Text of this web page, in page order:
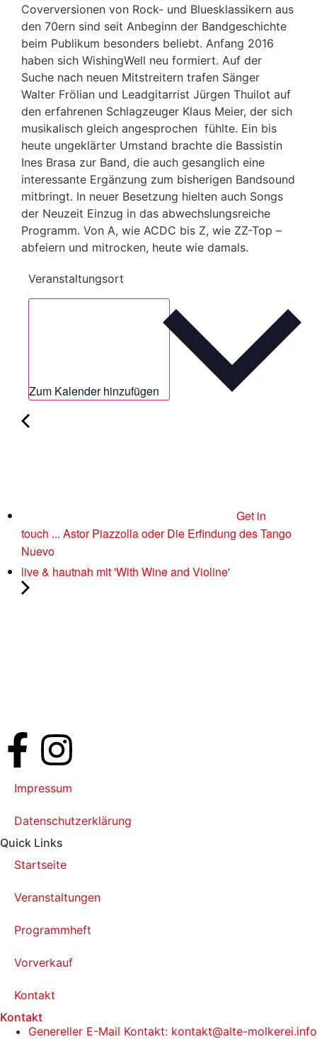
Coverversionen von Rock- und Bluesklassikern aus
den 70ern sind seit Anbeginn der Bandgeschichte
beim Publikum besonders beliebt. Anfang 2016
haben sich WishingWell neu formiert. Auf der
Suche nach neuen Mitstreitern trafen Sänger
Walter Frölian und Leadgitarrist Jürgen Thuilot auf
den erfahrenen Schlagzeuger Klaus Meier, der sich
musikalisch gleich angesprochen fühlte. Ein bis
heute ungeklärter Umstand brachte die Bassistin
Ines Brasa zur Band, die auch gesanglich eine
interessante Ergänzung zum bisherigen Bandsound
mitbringt. In neuer Besetzung hielten auch Songs
der Neuzeit Einzug in das abwechslungsreiche
Programm. Von A, wie ACDC bis Z, wie ZZ-Top –
abfeiern und mitrocken, heute wie damals.
Veranstaltungsort
Zum Kalender hinzufügen
Get in
touch ... Astor Piazzolla oder Die Erfindung des Tango
Nuevo
live & hautnah mit 'With Wine and Violine'
Impressum
Datenschutzerklärung
Quick Links
Startseite
Veranstaltungen
Programmheft
Vorverkauf
Kontakt
Kontakt
Genereller E-Mail Kontakt: kontakt@alte-molkerei.info